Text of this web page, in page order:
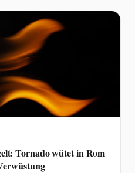
Tornado wütet in Rom